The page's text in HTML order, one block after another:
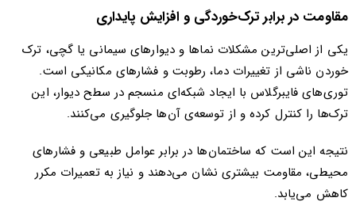
مقاومت در برابر ترک‌خوردگی و افزایش پایداری
یکی از اصلی‌ترین مشکلات نماها و دیوارهای سیمانی یا گچی، ترک
خوردن ناشی از تغییرات دما، رطوبت و فشارهای مکانیکی است.
توری‌های فایبرگلاس با ایجاد شبکه‌ای منسجم در سطح دیوار، این
ترک‌ها را کنترل کرده و از توسعه‌ی آن‌ها جلوگیری می‌کنند.
نتیجه این است که ساختمان‌ها در برابر عوامل طبیعی و فشارهای
محیطی، مقاومت بیشتری نشان می‌دهند و نیاز به تعمیرات مکرر
کاهش می‌یابد.